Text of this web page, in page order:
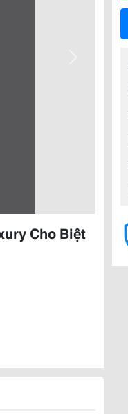
Cho Biệt